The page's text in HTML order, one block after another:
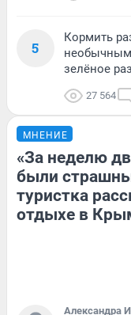
5
Кормить
необычным
зелёное
27 564
МНЕНИЕ
«За неделю
были
туристка
отдыхе в
Александра